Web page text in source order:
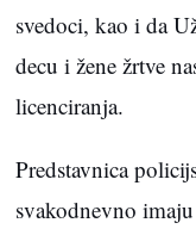
svedoci, kao i da
decu i žene žrtve
licenciranja.
Predstavnica
svakodnevno